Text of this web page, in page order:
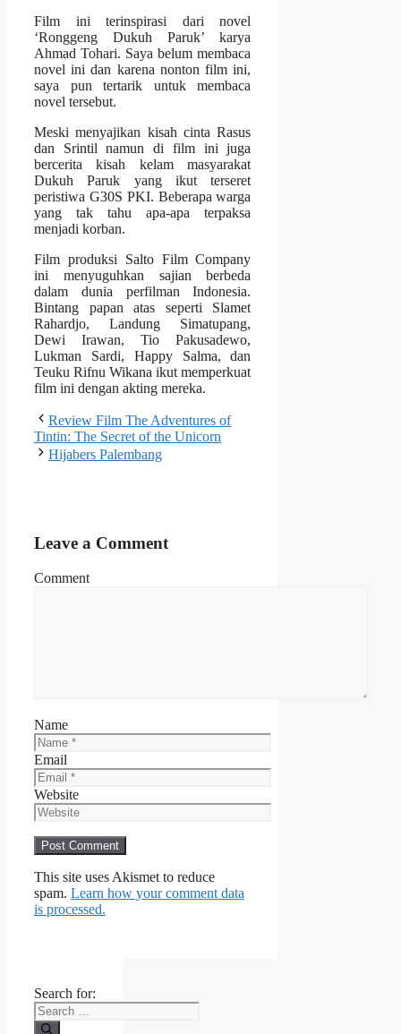
Film ini terinspirasi dari novel
‘Ronggeng Dukuh Paruk’ karya
Ahmad Tohari. Saya belum membaca
novel ini dan karena nonton film ini,
saya pun tertarik untuk membaca
novel tersebut.
Meski menyajikan kisah cinta Rasus
dan Srintil namun di film ini juga
bercerita kisah kelam masyarakat
Dukuh Paruk yang ikut terseret
peristiwa G30S PKI. Beberapa warga
yang tak tahu apa-apa terpaksa
menjadi korban.
Film produksi Salto Film Company
ini menyuguhkan sajian berbeda
dalam dunia perfilman Indonesia.
Bintang papan atas seperti Slamet
Rahardjo, Landung Simatupang,
Dewi Irawan, Tio Pakusadewo,
Lukman Sardi, Happy Salma, dan
Teuku Rifnu Wikana ikut memperkuat
film ini dengan akting mereka.
Review Film The Adventures of
Tintin: The Secret of the Unicorn
Hijabers Palembang
Leave a Comment
Comment
Name
Email
Website
This site uses Akismet to reduce
spam. Learn how your comment data
is processed.
Search for: